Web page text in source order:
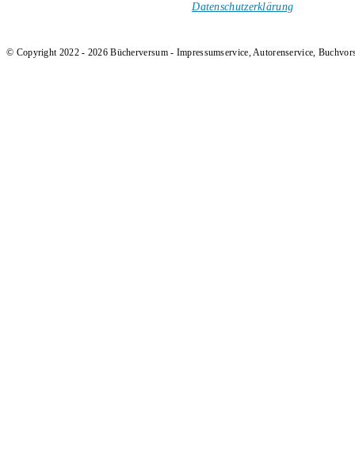
Datenschutzerklärung
© Copyright 2022 - 2026 Bücherversum - Impressumservice, Autorenservice,